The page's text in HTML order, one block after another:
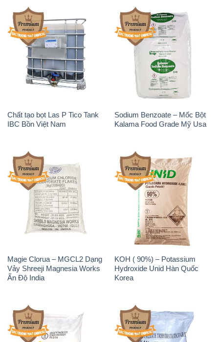
Chất tạo bọt Las P Tico Tank
IBC Bồn Việt Nam
Sodium Benzoate – Mốc Bột
Kalama Food Grade Mỹ Usa
Magie Clorua – MGCL2 Dạng
Vảy Shreeji Magnesia Works
Ấn Độ India
KOH ( 90%) – Potassium
Hydroxide Unid Hàn Quốc